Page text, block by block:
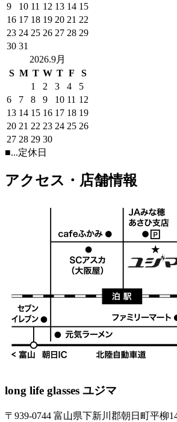
9
10 11 12 13 14 15
16 17 18 19 20 21 22
23 24 25 26 27 28 29
30 31
2026.9月
S M T W T F
S
1
2 3 4
5
6
7 8 9 10 11 12
13 14 15 16 17 18 19
20 21 22 23 24 25 26
27 28 29 30
■...定休日
アクセス・店舗情報
long life glasses ユジマ
〒939-0744 富山県下新川郡朝日町平柳